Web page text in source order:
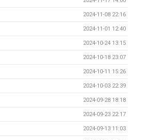
2024-11-08 22:16
2024-11-01 12:40
2024-10-24 13:15
2024-10-18 23:07
2024-10-11 15:26
2024-10-03 22:39
2024-09-28 18:18
2024-09-23 22:17
2024-09-13 11:03